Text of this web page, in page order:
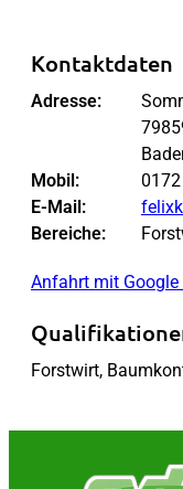
Kontaktdaten
Adresse:
Mobil:
E-Mail:
Bereiche:
Anfahrt mit
Forstwirt,